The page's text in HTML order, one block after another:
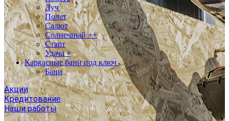
Луч
Полет
Салют
Солнечный ++
Старт
Удача +
Каркасные бани под ключ
Бани
Акции
Кредитование
Наши работы